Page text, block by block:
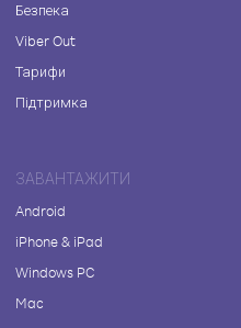
Безпека
Viber Out
Тарифи
Підтримка
ЗАВАНТАЖИТИ
Android
iPhone & iPad
Windows PC
Mac